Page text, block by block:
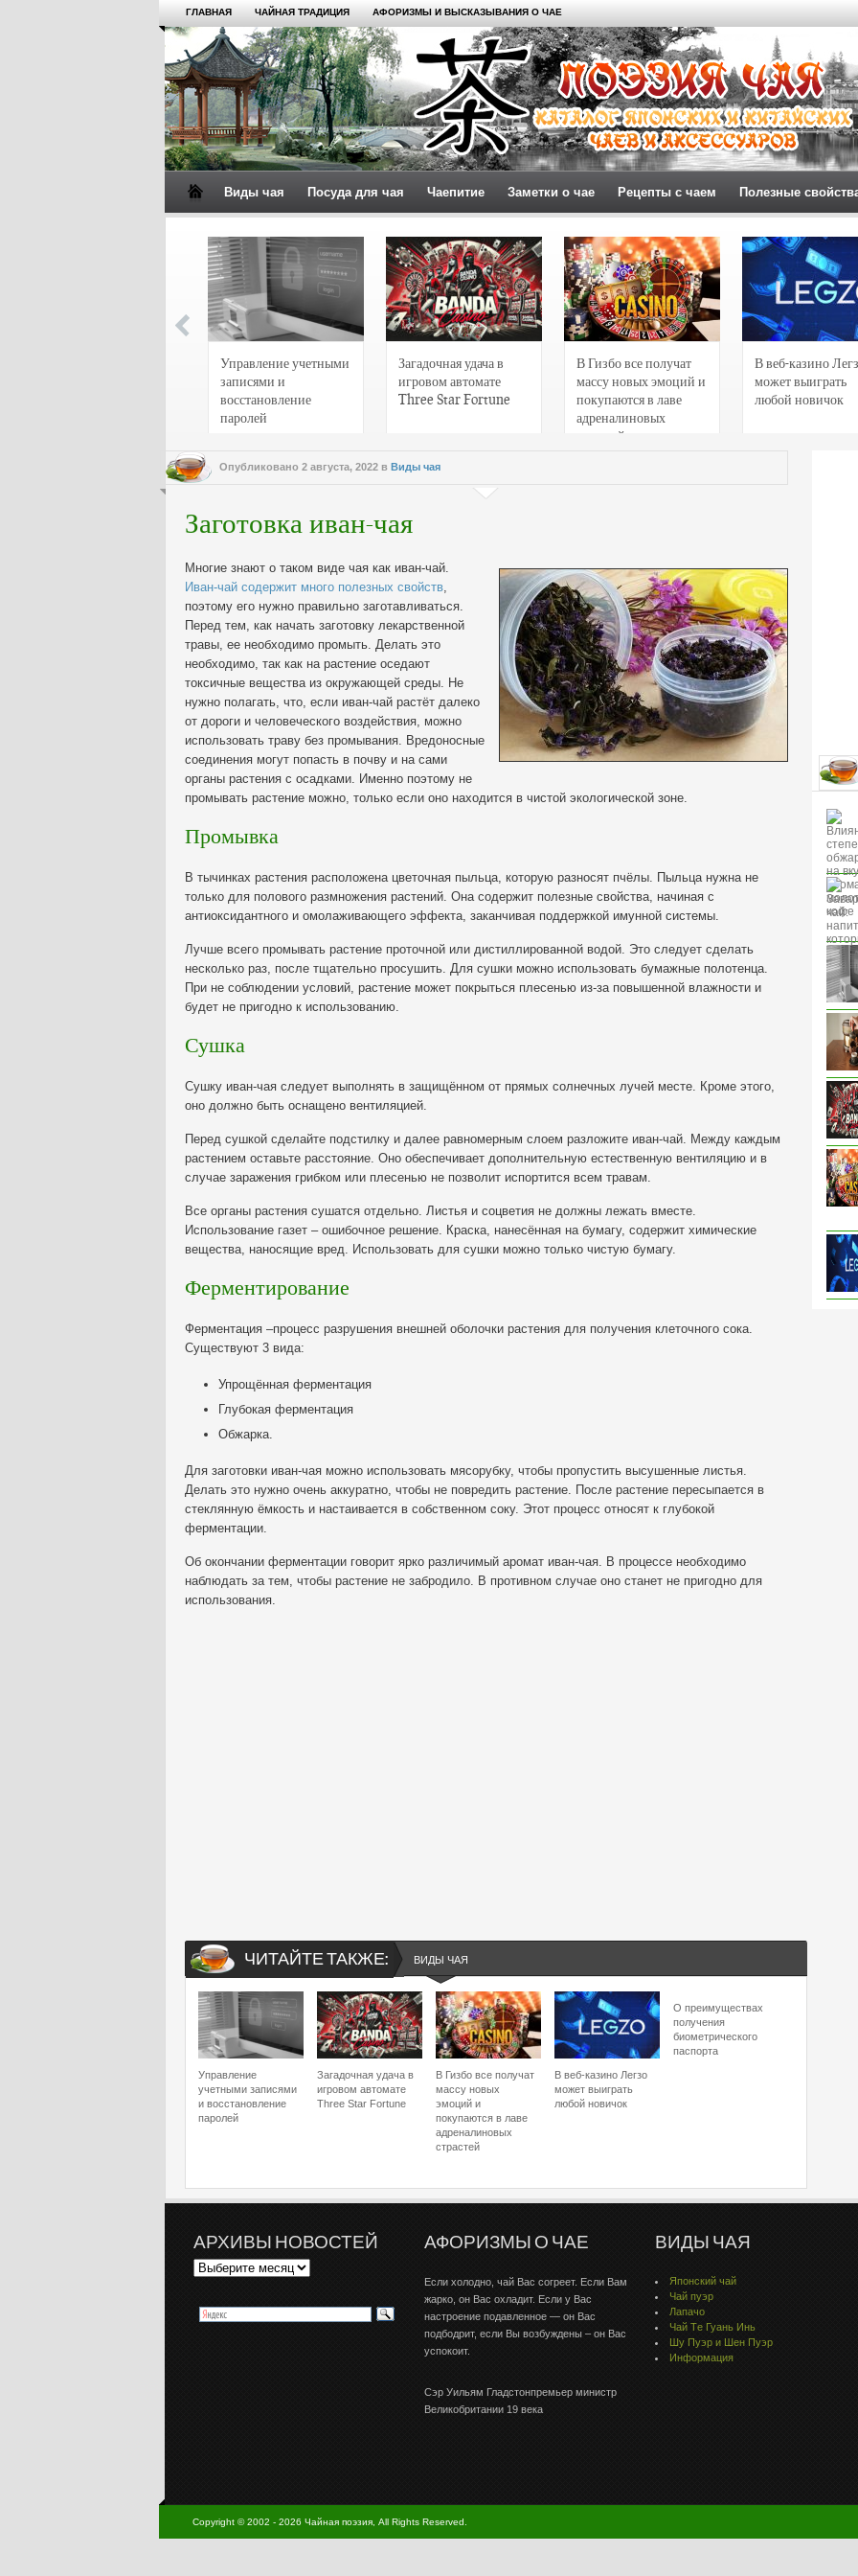
ГЛАВНАЯ ЧАЙНАЯ ТРАДИЦИЯ АФОРИЗМЫ И ВЫСКАЗЫВАНИЯ О ЧАЕ
Виды чая Посуда для чая Чаепитие Заметки о чае Рецепты с чаем Полезные
Управление учетными
записями и
восстановление
паролей
Загадочная удача в
игровом автомате
Three Star Fortune
В Гизбо все получат
массу новых эмоций и
покупаются в лаве
адреналиновых
страстей
В веб-казино
может выиграть
любой новичок
Опубликовано 2 августа, 2022 в Виды чая
Заготовка иван-чая
Многие знают о таком виде чая как иван-чай.
Иван-чай содержит много полезных свойств,
поэтому его нужно правильно заготавливаться.
Перед тем, как начать заготовку лекарственной
травы, ее необходимо промыть. Делать это
необходимо, так как на растение оседают
токсичные вещества из окружающей среды. Не
нужно полагать, что, если иван-чай растёт далеко
от дороги и человеческого воздействия, можно
использовать траву без промывания. Вредоносные
соединения могут попасть в почву и на сами
органы растения с осадками. Именно поэтому не
промывать растение можно, только если оно находится в чистой экологической зоне.
Промывка
В тычинках растения расположена цветочная пыльца, которую разносят пчёлы. Пыльца нужна не
только для полового размножения растений. Она содержит полезные свойства, начиная с
антиоксидантного и омолаживающего эффекта, заканчивая поддержкой имунной системы.
Лучше всего промывать растение проточной или дистиллированной водой. Это следует сделать
несколько раз, после тщательно просушить. Для сушки можно использовать бумажные полотенца.
При не соблюдении условий, растение может покрыться плесенью из-за повышенной влажности и
будет не пригодно к использованию.
Сушка
Сушку иван-чая следует выполнять в защищённом от прямых солнечных лучей месте. Кроме этого,
оно должно быть оснащено вентиляцией.
Перед сушкой сделайте подстилку и далее равномерным слоем разложите иван-чай. Между каждым
растением оставьте расстояние. Оно обеспечивает дополнительную естественную вентиляцию и в
случае заражения грибком или плесенью не позволит испортится всем травам.
Все органы растения сушатся отдельно. Листья и соцветия не должны лежать вместе.
Использование газет – ошибочное решение. Краска, нанесённая на бумагу, содержит химические
вещества, наносящие вред. Использовать для сушки можно только чистую бумагу.
Ферментирование
Ферментация –процесс разрушения внешней оболочки растения для получения клеточного сока.
Существуют 3 вида:
Упрощённая ферментация
Глубокая ферментация
Обжарка.
Для заготовки иван-чая можно использовать мясорубку, чтобы пропустить высушенные листья.
Делать это нужно очень аккуратно, чтобы не повредить растение. После растение пересыпается в
стеклянную ёмкость и настаивается в собственном соку. Этот процесс относят к глубокой
ферментации.
Об окончании ферментации говорит ярко различимый аромат иван-чая. В процессе необходимо
наблюдать за тем, чтобы растение не забродило. В противном случае оно станет не пригодно для
использования.
ЧИТАЙТЕ ТАКЖЕ: ВИДЫ ЧАЯ
Управление
учетными записями
и восстановление
паролей
Загадочная удача в
игровом автомате
Three Star Fortune
В Гизбо все получат
массу новых
эмоций и
покупаются в лаве
адреналиновых
страстей
В веб-казино Легзо
может выиграть
любой новичок
О преимуществах
получения
биометрического
паспорта
АРХИВЫ НОВОСТЕЙ АФОРИЗМЫ О ЧАЕ
Если холодно, чай Вас согреет. Если Вам
жарко, он Вас охладит. Если у Вас
настроение подавленное — он Вас
подбодрит, если Вы возбуждены – он Вас
успокоит.
Сэр Уильям Гладстонпремьер министр
Великобритании 19 века
ВИДЫ ЧАЯ
Японский чай
Чай пуэр
Лапачо
Чай Тe Гуaнь Инь
Шу Пуэр и Шен Пуэр
Информация
Copyright © 2002 - 2026 Чайная поэзия, All Rights Reserved.